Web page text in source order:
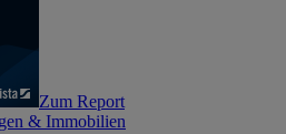
Zum Report
& Immobilien